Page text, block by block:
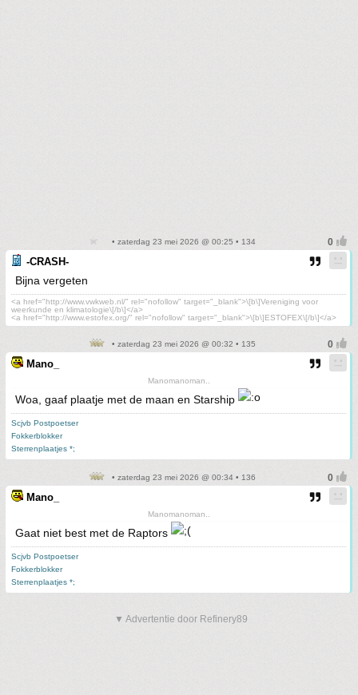
• zaterdag 23 mei 2026 @ 00:25 • 134
-CRASH-
Bijna vergeten
<a href="http://www.vwkweb.nl/" rel="nofollow" target="_blank">\[b\]Vereniging voor
weerkunde en klimatologie\[/b\]</a>
<a href="http://www.estofex.org/" rel="nofollow" target="_blank">\[b\]ESTOFEX\[/b\]</a>
• zaterdag 23 mei 2026 @ 00:32 • 135
Mano_
Manomanoman..
Woa, gaaf plaatje met de maan en Starship
Scjvb Postpoetser
Fokkerblokker
Sterrenplaatjes *;
• zaterdag 23 mei 2026 @ 00:34 • 136
Mano_
Manomanoman..
Gaat niet best met de Raptors
Scjvb Postpoetser
Fokkerblokker
Sterrenplaatjes *;
▼ Advertentie door Refinery89